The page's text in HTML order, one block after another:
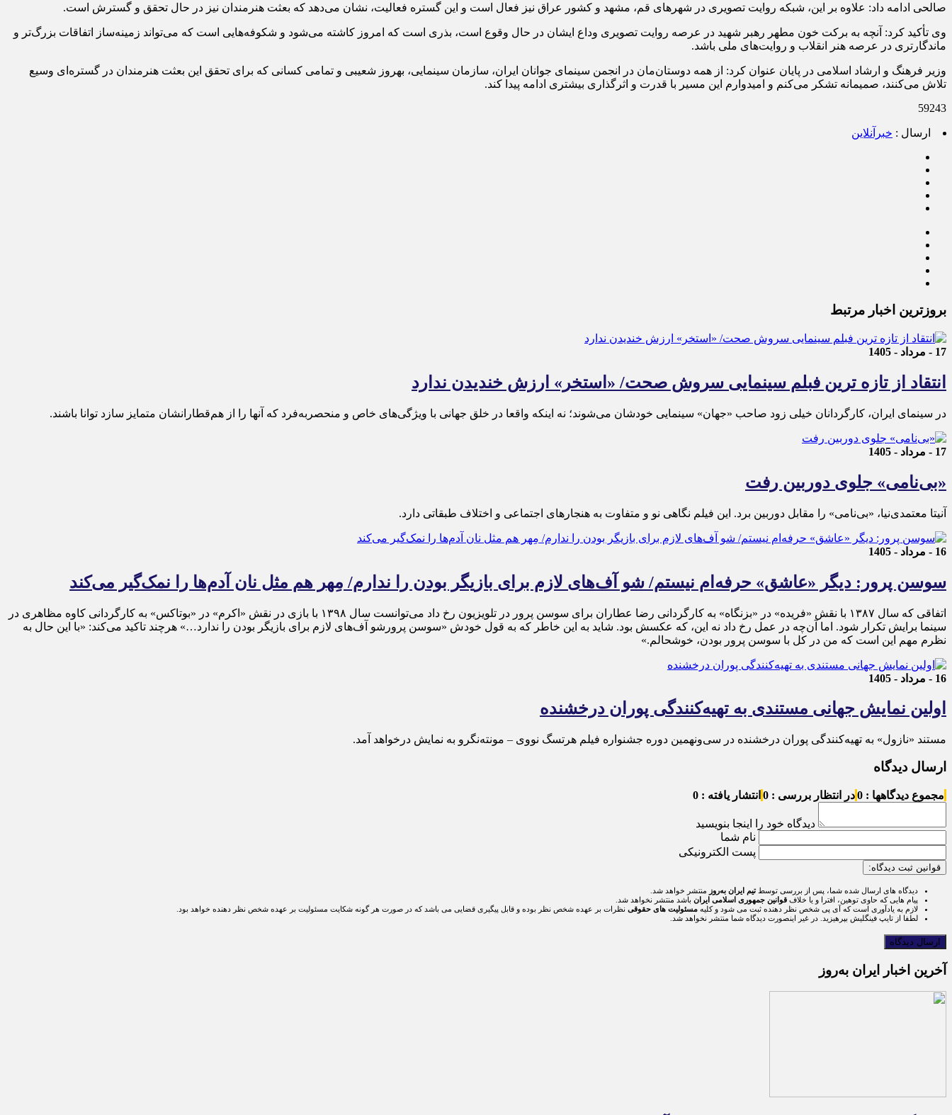
صالحی ادامه داد: علاوه بر این، شبکه روایت تصویری در شهرهای قم، مشهد و کشور عراق نیز فعال است و این گستره فعالیت، نشان می‌دهد که بعثت هنرمندان نیز در حال تحقق و گسترش است.
وی تأکید کرد: آنچه به برکت خون مطهر رهبر شهید در عرصه روایت تصویری وداع ایشان در حال وقوع است، بذری است که امروز کاشته می‌شود و شکوفه‌هایی است که می‌تواند زمینه‌ساز اتفاقات بزرگ‌تر و
ماندگارتری در عرصه هنر انقلاب و روایت‌های ملی باشد.
وزیر فرهنگ و ارشاد اسلامی در پایان عنوان کرد: از همه دوستان‌مان در انجمن سینمای جوانان ایران، سازمان سینمایی، بهروز شعیبی و تمامی کسانی که برای تحقق این بعثت هنرمندان در گستره‌ای وسیع
تلاش می‌کنند، صمیمانه تشکر می‌کنم و امیدوارم این مسیر با قدرت و اثرگذاری بیشتری ادامه پیدا کند.
59243
ارسال : خبرآنلاین
بروزترین اخبار مرتبط
17 - مرداد - 1405
انتقاد از تازه ترین فبلم سینمایی سروش صحت/ «استخر» ارزش خندیدن ندارد
در سینمای ایران، کارگردانان خیلی زود صاحب «جهان» سینمایی خودشان می‌شوند؛ نه اینکه واقعا در خلق جهانی با ویژگی‌های خاص و منحصربه‌فرد که آنها را از هم‌قطارانشان متمایز سازد توانا باشند.
17 - مرداد - 1405
«بی‌نامی» جلوی دوربین رفت
آنیتا معتمدی‌نیا، «بی‌نامی» را مقابل دوربین برد. این فیلم نگاهی نو و متفاوت به هنجارهای اجتماعی و اختلاف طبقاتی دارد.
16 - مرداد - 1405
سوسن پرور: دیگر «عاشق» حرفه‌ام نیستم/ شو آف‌های لازم برای بازیگر بودن را ندارم/ مِهر هم مثل نان آدم‌ها را نمک‌گیر می‌کند
اتفاقی که سال ۱۳۸۷ با نقش «فریده» در «بزنگاه» به کارگردانی رضا عطاران برای سوسن پرور در تلویزیون رخ داد می‌توانست سال ۱۳۹۸ با بازی در نقش «اکرم» در «بوتاکس» به کارگردانی کاوه مظاهری در
سینما برایش تکرار شود. اما آن‌چه در عمل رخ داد نه این، که عکسش بود. شاید به این خاطر که به قول خودش «سوسن پرورشو آف‌های لازم برای بازیگر بودن را ندارد…» هرچند تاکید می‌کند: «با این حال به
نظرم مهم این است که من در کل با سوسن پرور بودن، خوشحالم.»
16 - مرداد - 1405
اولین نمایش جهانی مستندی به تهیه‌کنندگی پوران درخشنده
مستند «نازول» به تهیه‌کنندگی پوران درخشنده در سی‌ونهمین دوره جشنواره فیلم هرتسگ نووی – مونته‌نگرو به نمایش درخواهد آمد.
ارسال دیدگاه
مجموع دیدگاهها : 0 در انتظار بررسی : 0 انتشار یافته : 0
دیدگاه خود را اینجا بنویسید
نام شما
پست الکترونیکی
قوانین ثبت دیدگاه:
دیدگاه های ارسال شده شما، پس از بررسی توسطتیم ایران به‌روز منتشر خواهد شد.
پیام هایی که حاوی توهین، افترا و یا خلاف قوانین جمهوری اسلامی ایران باشد منتشر نخواهد شد.
لازم به یادآوری است که آی پی شخص نظر دهنده ثبت می شود و کلیه مسئولیت های حقوقی نظرات بر عهده شخص نظر بوده و قابل پیگیری قضایی می باشد که در صورت هر گونه شکایت مسئولیت بر عهده شخص نظر دهنده خواهد بود.
لطفا از تایپ فینگلیش بپرهیزید. در غیر اینصورت دیدگاه شما منتشر نخواهد شد.
آخرین اخبار ایران به‌روز